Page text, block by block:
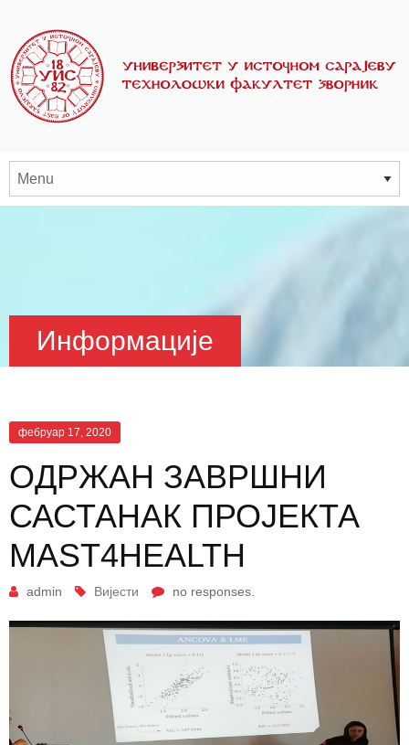
Информације
фебруар 17, 2020
OДРЖАН ЗАВРШНИ
САСТАНАК ПРОЈЕКТА
MAST4HEALTH
admin Вијести no responses.